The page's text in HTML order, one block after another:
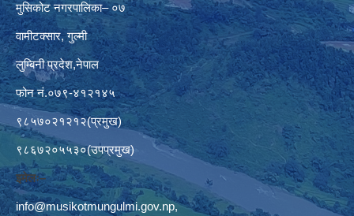
मुसिकोट नगरपालिका– ०७
वामीटक्सार, गुल्मी
लुम्बिनी प्रदेश,नेपाल
फोन नं.०७९-४१२१४५
९८५७०२१२१२(प्रमुख)
९८६७२०५५३०(उपप्रमुख)
इमेलः–
info@musikotmungulmi.gov.np,